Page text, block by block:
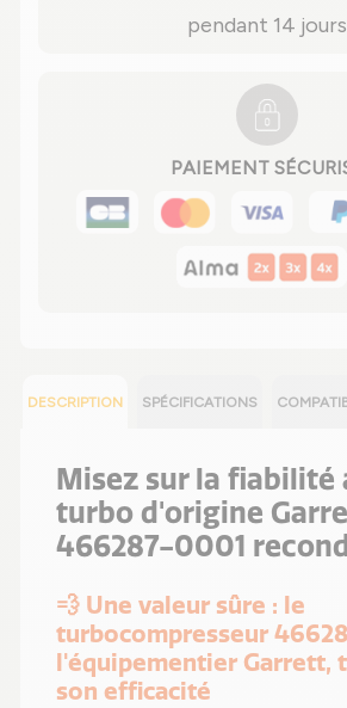
pendant 14 jours
PAIEMENT
DESCRIPTION SPÉCIFICATIONS
Misez sur la fiabilité
turbo d'origine
466287-0001
💨 Une valeur sûre : le
turbocompresseur
l'équipementier Garrett,
son efficacité